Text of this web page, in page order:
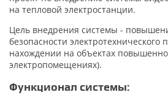
на тепловой электростанции.
Цель внедрения системы -
безопасности электротехнического
нахождении на объектах
электропомещениях).
Функционал системы: